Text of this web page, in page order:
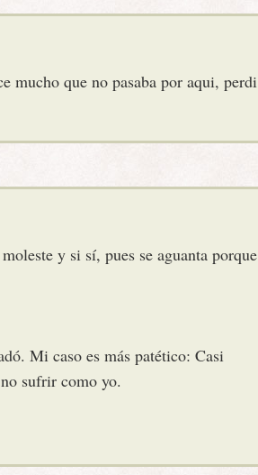
mucho que no pasaba por aqui, perdi
y si sí, pues se aguanta porque
Mi caso es más patético: Casi
sufrir como yo.